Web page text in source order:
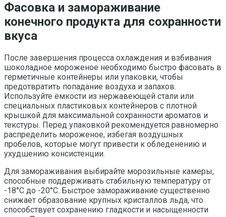
Фасовка и замораживание
конечного продукта для сохранности
вкуса
После завершения процесса охлаждения и взбивания
шоколадное мороженое необходимо быстро фасовать в
герметичные контейнеры или упаковки, чтобы
предотвратить попадание воздуха и запахов.
Используйте ёмкости из нержавеющей стали или
специальных пластиковых контейнеров с плотной
крышкой для максимальной сохранности ароматов и
текстуры. Перед упаковкой рекомендуется равномерно
распределить мороженое, избегая воздушных
пробелов, которые могут привести к обледенению и
ухудшению консистенции.
Для замораживания выбирайте морозильные камеры,
способные поддерживать стабильную температуру от
-18°C до -20°C. Быстрое замораживание существенно
снижает образование крупных кристаллов льда, что
способствует сохранению гладкости и насыщенности